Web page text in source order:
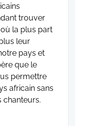
trouver
la plus part
leur
pays et
que le
permettre
africain sans
chanteurs.